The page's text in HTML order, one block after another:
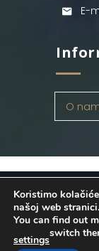
E-
O
by
Koristimo
našoj web stranici.
You can find out
switch
settings